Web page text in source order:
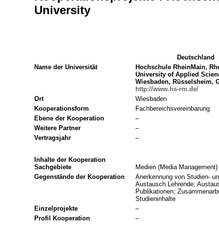
University
Deutschland
Name der Universität
Hochschule RheinMain,
University of Applied
Wiesbaden, Rüsselsheim,
http://www.hs-rm.de/
Ort
Wiesbaden
Kooperationsform
Fachbereichsvereinbarung
Ebene der Kooperation
–
Weitere Partner
–
Vertragsjahr
–
Inhalte der Kooperation
Sachgebiete
Medien (Media Management)
Gegenstände der Kooperation
Anerkennung von Studien-
Austausch Lehrende;
Publikationen;
Studieninhalte
Einzelprojekte
–
Profil Kooperation
–